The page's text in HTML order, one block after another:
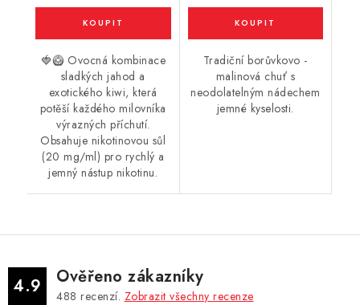
🍓🥝 Ovocná kombinace
sladkých jahod a
exotického kiwi, která
potěší každého milovníka
výrazných příchutí.
Obsahuje nikotinovou sůl
(20 mg/ml) pro rychlý a
jemný nástup nikotinu.
Tradiční borůvkovo -
malinová chuť s
neodolatelným nádechem
jemné kyselosti.
4.9 Ověřeno zákazníky
488 recenzí. Zobrazit všechny recenze